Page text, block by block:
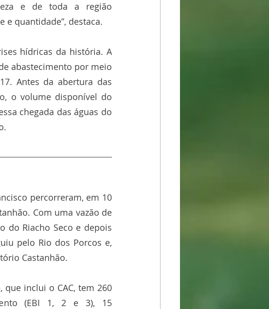
e de toda a região
quantidade”, destaca.
hídricas da história. A
abastecimento por meio
Antes da abertura das
o volume disponível do
chegada das águas do
percorreram, em 10
Com uma vazão de
do Riacho Seco e depois
pelo Rio dos Porcos e,
Castanhão.
que inclui o CAC, tem 260
(EBI 1, 2 e 3), 15